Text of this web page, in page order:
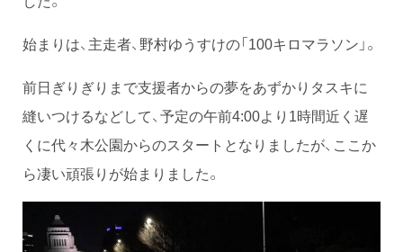
始まりは、主走者、野村ゆうすけの「100キロマラソン」。
前日ぎりぎりまで支援者からの夢をあずかりタスキに
縫いつけるなどして、予定の午前4:00より1時間近く遅
くに代々木公園からのスタートとなりましたが、ここか
ら凄い頑張りが始まりました。